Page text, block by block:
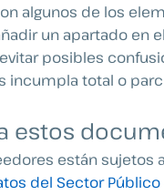
algunos de los
un apartado en
posibles
incumpla total o
estos
están sujetos
del Sector Público